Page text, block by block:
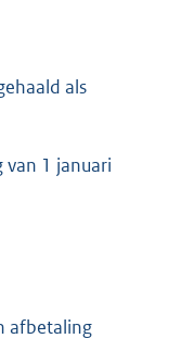
als
1 januari
afbetaling